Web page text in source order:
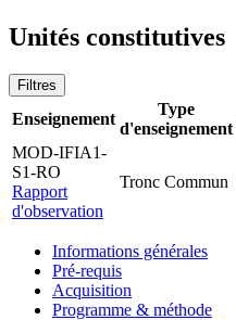
Unités constitutives
Filtres
Enseignement
Type
d'enseignement
MOD-IFIA1-
S1-RO
Rapport
d'observation
Tronc Commun
Informations générales
Pré-requis
Acquisition
Programme & méthode